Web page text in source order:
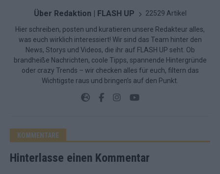
Über Redaktion | FLASH UP 22529 Artikel
Hier schreiben, posten und kuratieren unsere Redakteur alles,
was euch wirklich interessiert! Wir sind das Team hinter den
News, Storys und Videos, die ihr auf FLASH UP seht. Ob
brandheiße Nachrichten, coole Tipps, spannende Hintergründe
oder crazy Trends – wir checken alles für euch, filtern das
Wichtigste raus und bringen’s auf den Punkt.
KOMMENTARE
Hinterlasse einen Kommentar